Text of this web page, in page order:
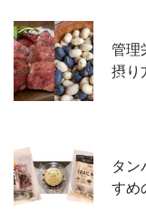
管理
摂り
タン
すめ